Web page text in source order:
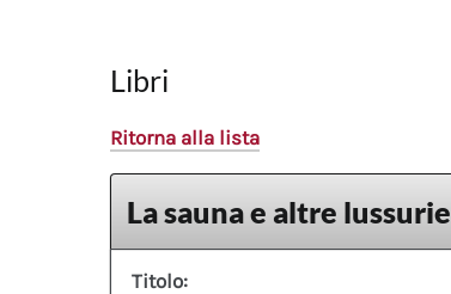
Libri
Ritorna alla lista
La sauna e altre lussurie
Titolo: